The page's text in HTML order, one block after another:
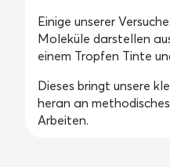
Einige unserer
Moleküle darstellen
einem Tropfen Tinte
Dieses bringt unsere
heran an
Arbeiten.